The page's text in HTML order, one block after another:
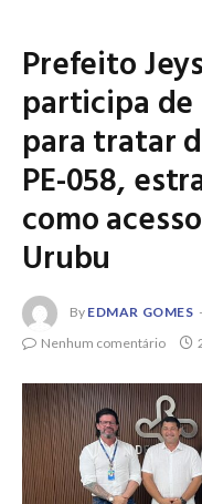
Prefeito
participa de
para tratar
PE-058,
como
Urubu
By EDMAR GOMES
Nenhum comentário